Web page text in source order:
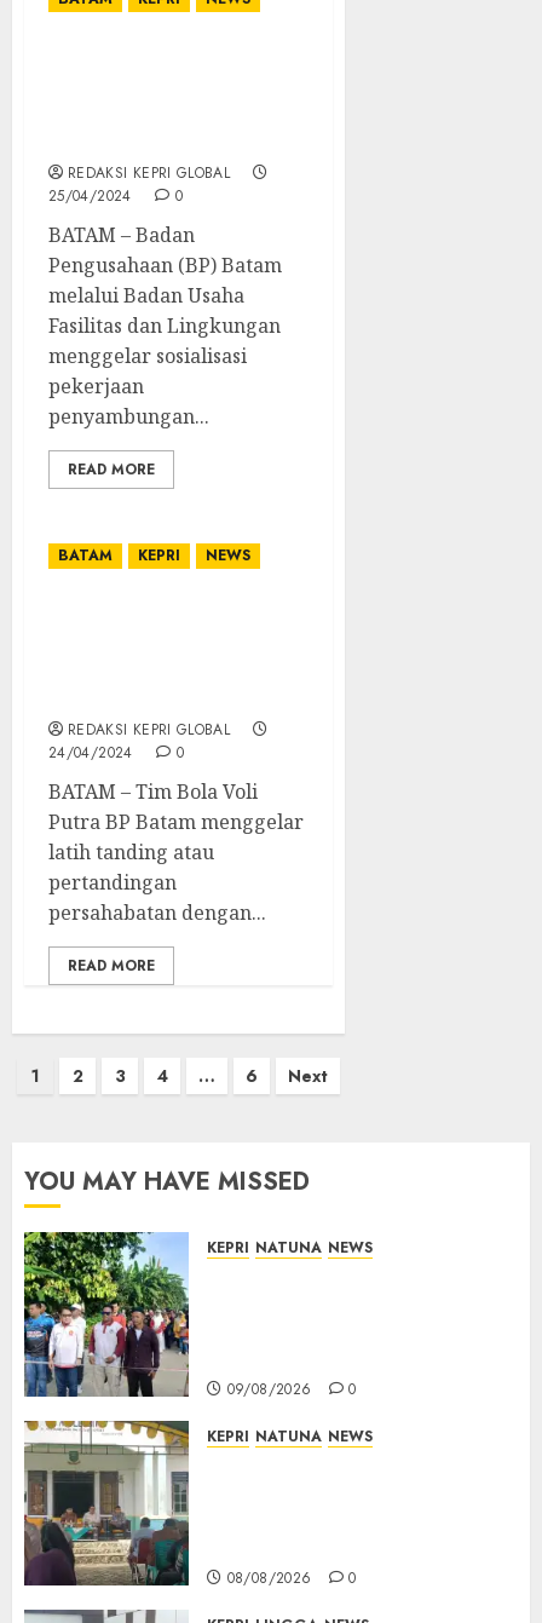
REDAKSI KEPRI GLOBAL
25/04/2024
0
BATAM – Badan
Pengusahaan (BP) Batam
melalui Badan Usaha
Fasilitas dan Lingkungan
menggelar sosialisasi
pekerjaan
penyambungan...
READ MORE
BATAM KEPRI NEWS
REDAKSI KEPRI GLOBAL
24/04/2024
0
BATAM – Tim Bola Voli
Putra BP Batam menggelar
latih tanding atau
pertandingan
persahabatan dengan...
READ MORE
Posts
1 2 3 4 … 6 Next
YOU MAY HAVE MISSED
KEPRI NATUNA NEWS
09/08/2026 0
KEPRI NATUNA NEWS
08/08/2026 0